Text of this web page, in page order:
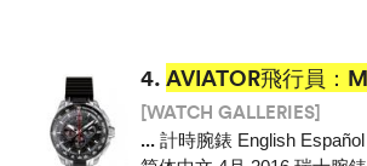
4. AVIATOR飛行員：
[WATCH GALLERIES]
... 計時腕錶 English